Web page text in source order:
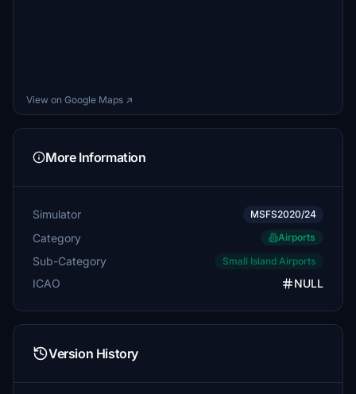
View on Google Maps ↗
More Information
Simulator MSFS2020/24
Category Airports
Sub-Category Small Island Airports
ICAO NULL
Version History